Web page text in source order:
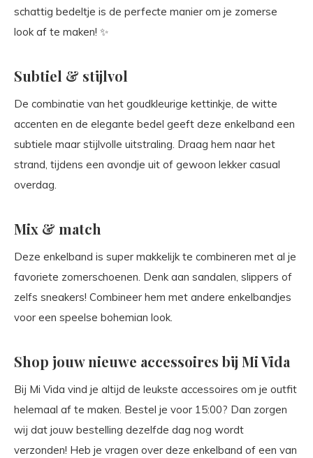
schattig bedeltje is de perfecte manier om je zomerse
look af te maken! ✨
Subtiel & stijlvol
De combinatie van het goudkleurige kettinkje, de witte
accenten en de elegante bedel geeft deze enkelband een
subtiele maar stijlvolle uitstraling. Draag hem naar het
strand, tijdens een avondje uit of gewoon lekker casual
overdag.
Mix & match
Deze enkelband is super makkelijk te combineren met al je
favoriete zomerschoenen. Denk aan sandalen, slippers of
zelfs sneakers! Combineer hem met andere enkelbandjes
voor een speelse bohemian look.
Shop jouw nieuwe accessoires bij Mi Vida
Bij Mi Vida vind je altijd de leukste accessoires om je outfit
helemaal af te maken. Bestel je voor 15:00? Dan zorgen
wij dat jouw bestelling dezelfde dag nog wordt
verzonden! Heb je vragen over deze enkelband of een van